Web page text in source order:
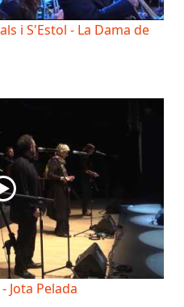
i S'Estol - La Dama de
Jota Pelada